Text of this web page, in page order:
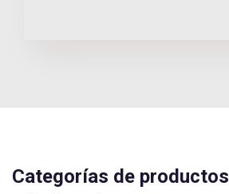
Categorías de productos